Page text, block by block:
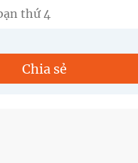
Chia sẻ